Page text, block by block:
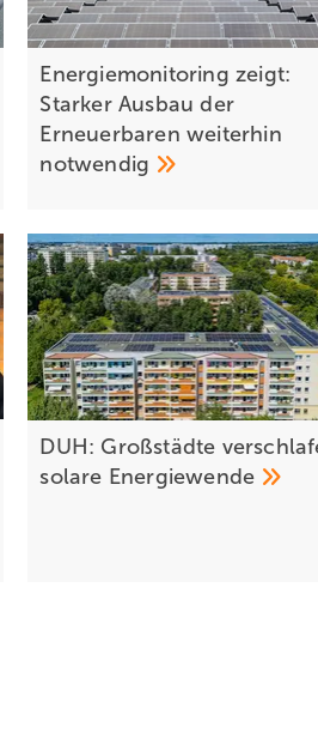
Energiemonitoring zeigt:
Starker Ausbau der
Erneuerbaren weiterhin
notwendig
DUH: Großstädte
solare Energiewende